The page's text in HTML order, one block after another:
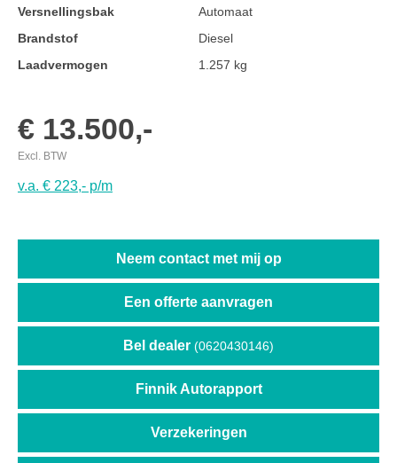
Versnellingsbak
Automaat
Brandstof
Diesel
Laadvermogen
1.257 kg
€ 13.500,-
Excl. BTW
v.a. € 223,- p/m
Neem contact met mij op
Een offerte aanvragen
Bel dealer (0620430146)
Finnik Autorapport
Verzekeringen